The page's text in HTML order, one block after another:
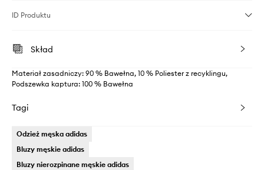
ID Produktu
Skład
Materiał zasadniczy: 90 % Bawełna, 10 % Poliester z recyklingu,
Podszewka kaptura: 100 % Bawełna
Tagi
Odzież męska adidas
Bluzy męskie adidas
Bluzy nierozpinane męskie adidas